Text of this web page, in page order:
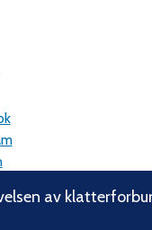
av